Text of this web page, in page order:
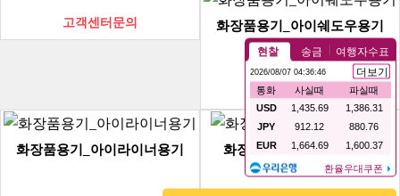
고객센터문의 화장품용기_아이쉐도우용기
고객센터문의
화장품용기_아이라이너용기 화장품용기_마스카라용기